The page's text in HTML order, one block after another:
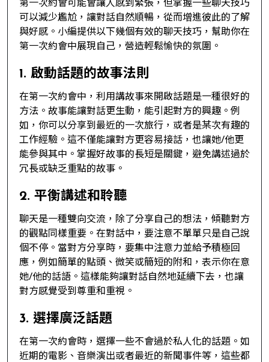
第一次約會可能會讓人感到緊張，但掌握一些聊天技巧
可以減少尷尬，讓對話自然順暢，從而增進彼此的了解
與好感。小編提供以下幾個有效的聊天技巧，幫助你在
第一次約會中展現自己，營造輕鬆愉快的氛圍。
1. 啟動話題的故事法則
在第一次約會中，利用講故事來開啟話題是一種很好的
方法。故事能讓對話更生動，能引起對方的興趣。例
如，你可以分享到最近的一次旅行，或者是某次有趣的
工作經驗。這不僅能讓對方更容易接話，也讓她/他更
能參與其中。掌握好故事的長短是關鍵，避免講述過於
冗長或缺乏重點的故事。
2. 平衡講述和聆聽
聊天是一種雙向交流，除了分享自己的想法，傾聽對方
的觀點同樣重要。在對話中，要注意不單單只是自己說
個不停。當對方分享時，要集中注意力並給予積極回
應，例如簡單的點頭、微笑或簡短的附和，表示你在意
她/他的話語。這樣能夠讓對話自然地延續下去，也讓
對方感覺受到尊重和重視。
3. 選擇廣泛話題
在第一次約會時，選擇一些不會過於私人化的話題。如
近期的電影、音樂演出或者最近的新聞事件等，這些都